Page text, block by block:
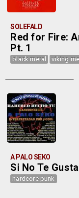
SOLEFALD
Red for Fire:
Pt. 1
black metal viking
A PALO SEKO
Si No Te
hardcore punk